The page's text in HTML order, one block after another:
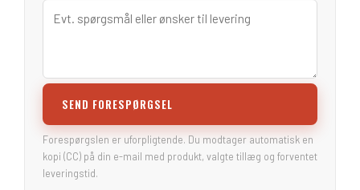
SEND FORESPØRGSEL
Forespørgslen er uforpligtende. Du modtager automatisk en
kopi (CC) på din e-mail med produkt, valgte tillæg og forventet
leveringstid.